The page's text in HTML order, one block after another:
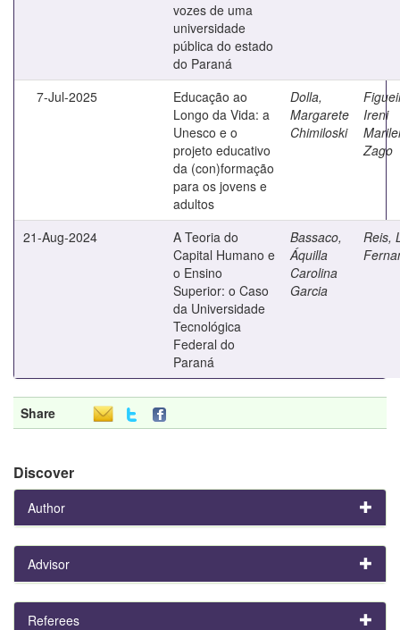
vozes de uma
universidade
pública do estado
do Paraná
7-Jul-2025
Educação ao
Longo da Vida: a
Unesco e o
projeto educativo
da (con)formação
para os jovens e
adultos
Dolla,
Margarete
Chimiloski
Ireni
Zago
21-Aug-2024
A Teoria do
Capital Humano e
o Ensino
Superior: o Caso
da Universidade
Tecnológica
Federal do
Paraná
Bassaco,
Áquilla
Carolina
Garcia
Reis,
Share
Discover
Author
Advisor
Referees